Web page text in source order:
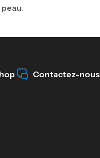
Contactez-nous